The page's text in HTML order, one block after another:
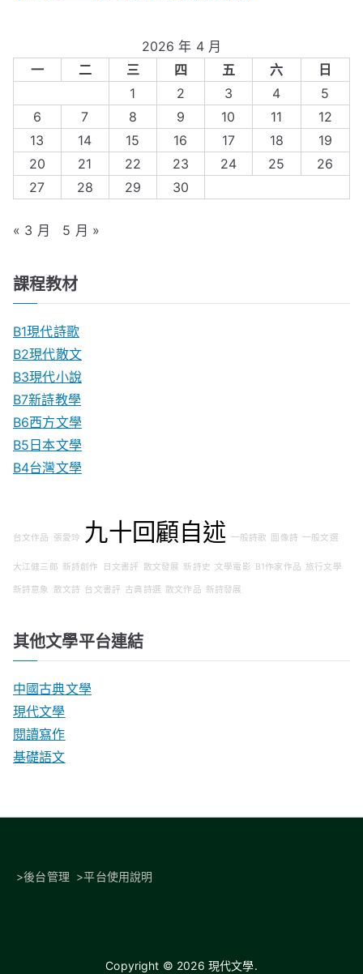
2026 年 4 月
一
二 三 四 五 六
日
1
2 3 4
5
6
7 8 9 10 11
12
13
14 15 16 17 18
19
20
21 22 23 24 25
26
27
28 29 30
« 3 月 5 月 »
課程教材
B1現代詩歌
B2現代散文
B3現代小說
B7新詩教學
B6西方文學
B5日本文學
B4台灣文學
台文作品 張愛玲 九十回顧自述 一般詩歌 圖像詩 一般文選
大江健三郎 新詩創作 日文書評 散文發展 新詩史 文學電影 B1作家作品 旅行文學
新詩意象 散文詩 台文書評 古典詩選 散文作品 新詩發展
其他文學平台連結
中國古典文學
現代文學
閱讀寫作
基礎語文
>後台管理 >平台使用說明
Copyright © 2026 現代文學.